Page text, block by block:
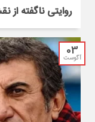
روایتی ناگفته از
03
آگوست